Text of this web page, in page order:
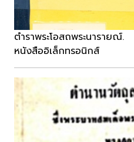
ตำราพระโอสถพระนารายณ์.
หนังสืออิเล็กทรอนิกส์